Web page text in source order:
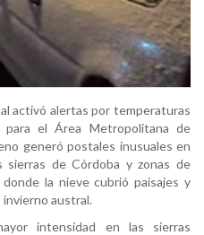
activó alertas por temperaturas
para el Área Metropolitana de
generó postales inusuales en
sierras de Córdoba y zonas de
donde la nieve cubrió paisajes y
austral.
intensidad en las sierras